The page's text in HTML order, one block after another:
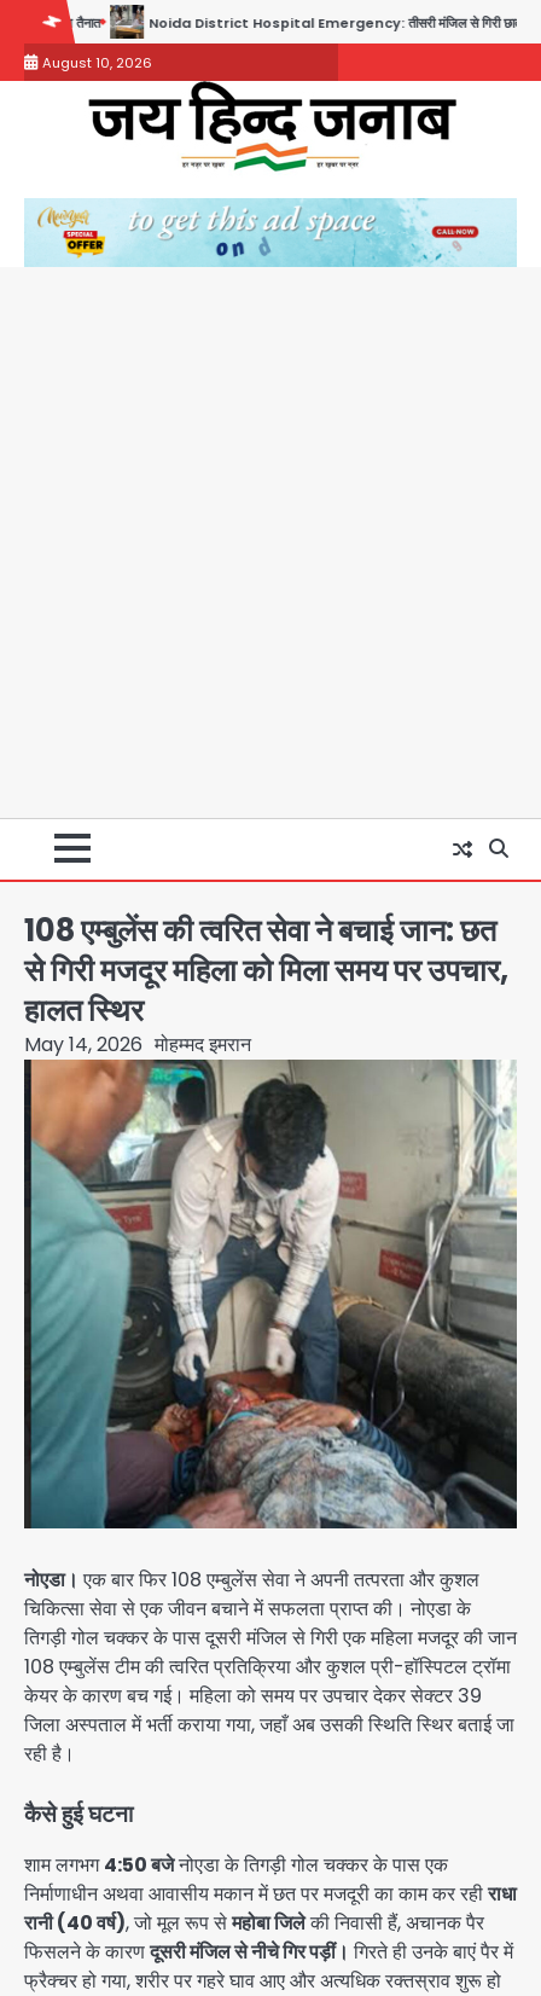
content
Noida District Hospital Emergency: तीसरी मंजिल से गिरी छात्रा को नहीं मिला इलाज, प्राइवेट
August 10, 2026
108 एम्बुलेंस की त्वरित सेवा ने बचाई जान: छत
से गिरी मजदूर महिला को मिला समय पर उपचार,
हालत स्थिर
May 14, 2026 मोहम्मद इमरान
नोएडा। एक बार फिर 108 एम्बुलेंस सेवा ने अपनी तत्परता और कुशल
चिकित्सा सेवा से एक जीवन बचाने में सफलता प्राप्त की। नोएडा के
तिगड़ी गोल चक्कर के पास दूसरी मंजिल से गिरी एक महिला मजदूर की जान
108 एम्बुलेंस टीम की त्वरित प्रतिक्रिया और कुशल प्री-हॉस्पिटल ट्रॉमा
केयर के कारण बच गई। महिला को समय पर उपचार देकर सेक्टर 39
जिला अस्पताल में भर्ती कराया गया, जहाँ अब उसकी स्थिति स्थिर बताई जा
रही है।
कैसे हुई घटना
शाम लगभग4:50 बजेनोएडा के तिगड़ी गोल चक्कर के पास एक
निर्माणाधीन अथवा आवासीय मकान में छत पर मजदूरी का काम कर रहीराधा
रानी (40 वर्ष), जो मूल रूप सेमहोबा जिलेकी निवासी हैं, अचानक पैर
फिसलने के कारणदूसरी मंजिल से नीचे गिर पड़ीं। गिरते ही उनके बाएं पैर में
फ्रैक्चर हो गया, शरीर पर गहरे घाव आए और अत्यधिक रक्तस्राव शुरू हो